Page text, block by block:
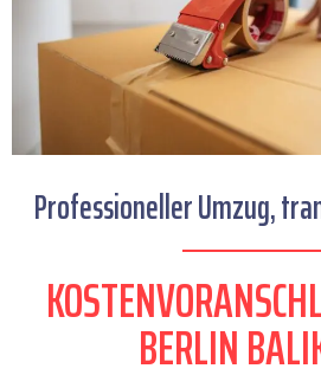
Professioneller Umzug,
BERLIN